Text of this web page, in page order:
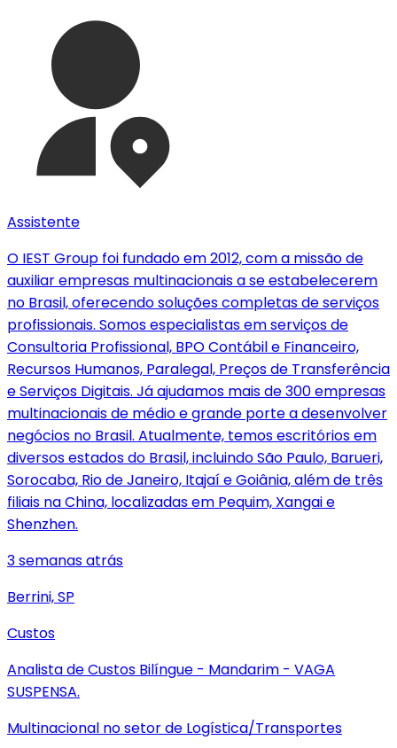
Assistente
O IEST Group foi fundado em 2012, com a missão de
auxiliar empresas multinacionais a se estabelecerem
no Brasil, oferecendo soluções completas de serviços
profissionais. Somos especialistas em serviços de
Consultoria Profissional, BPO Contábil e Financeiro,
Recursos Humanos, Paralegal, Preços de Transferência
e Serviços Digitais. Já ajudamos mais de 300 empresas
multinacionais de médio e grande porte a desenvolver
negócios no Brasil. Atualmente, temos escritórios em
diversos estados do Brasil, incluindo São Paulo, Barueri,
Sorocaba, Rio de Janeiro, Itajaí e Goiânia, além de três
filiais na China, localizadas em Pequim, Xangai e
Shenzhen.
3 semanas atrás
Berrini, SP
Custos
Analista de Custos Bilíngue - Mandarim - VAGA
SUSPENSA.
Multinacional no setor de Logística/Transportes